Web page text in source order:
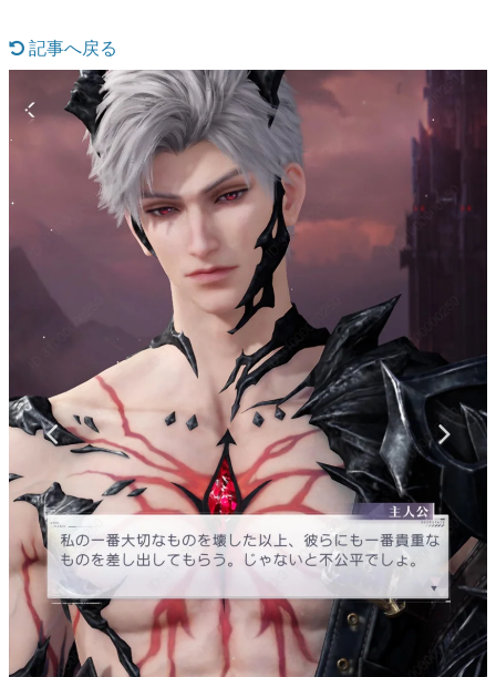
具体的な形から解き明かしていく、硬派で骨太な評論連載
です。
ゲームが変えた日本語
「経験値」「裏技」「ラスボス」… ゲームにまつわる言葉
の起源や用法の変遷を、コンピューター文化史研究家・タ
イニーP氏が徹底調査。
カテゴリ
特集記事
マンガ
女性向け
アプリレビュー
その他
電ファミニコゲーマーとは？
運営：株式会社マレ
記事へ戻る